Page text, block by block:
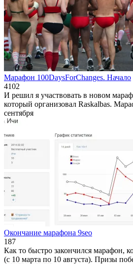
Марафон 100DaysForChanges. Начало
4102
И решил я участвовать в новом
который организовал Raskalbas.
сентября
Окончание марафона 9seo
187
Как то быстро закончился марафон,
(с 10 марта по 10 августа). Призы